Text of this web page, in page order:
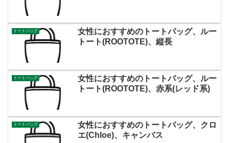
トートバッグ
女性におすすめのトートバッグ、ルー
トート(ROOTOTE)、縦長
トートバッグ
女性におすすめのトートバッグ、ルー
トート(ROOTOTE)、赤系(レッド系)
トートバッグ
女性におすすめのトートバッグ、クロ
エ(Chloe)、キャンバス